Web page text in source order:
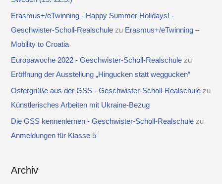
Erasmus+/eTwinning - Happy Summer Holidays! -
Geschwister-Scholl-Realschule zu Erasmus+/eTwinning –
Mobility to Croatia
Europawoche 2022 - Geschwister-Scholl-Realschule zu
Eröffnung der Ausstellung „Hingucken statt weggucken“
Ostergrüße aus der GSS - Geschwister-Scholl-Realschule zu
Künstlerisches Arbeiten mit Ukraine-Bezug
Die GSS kennenlernen - Geschwister-Scholl-Realschule zu
Anmeldungen für Klasse 5
Archiv